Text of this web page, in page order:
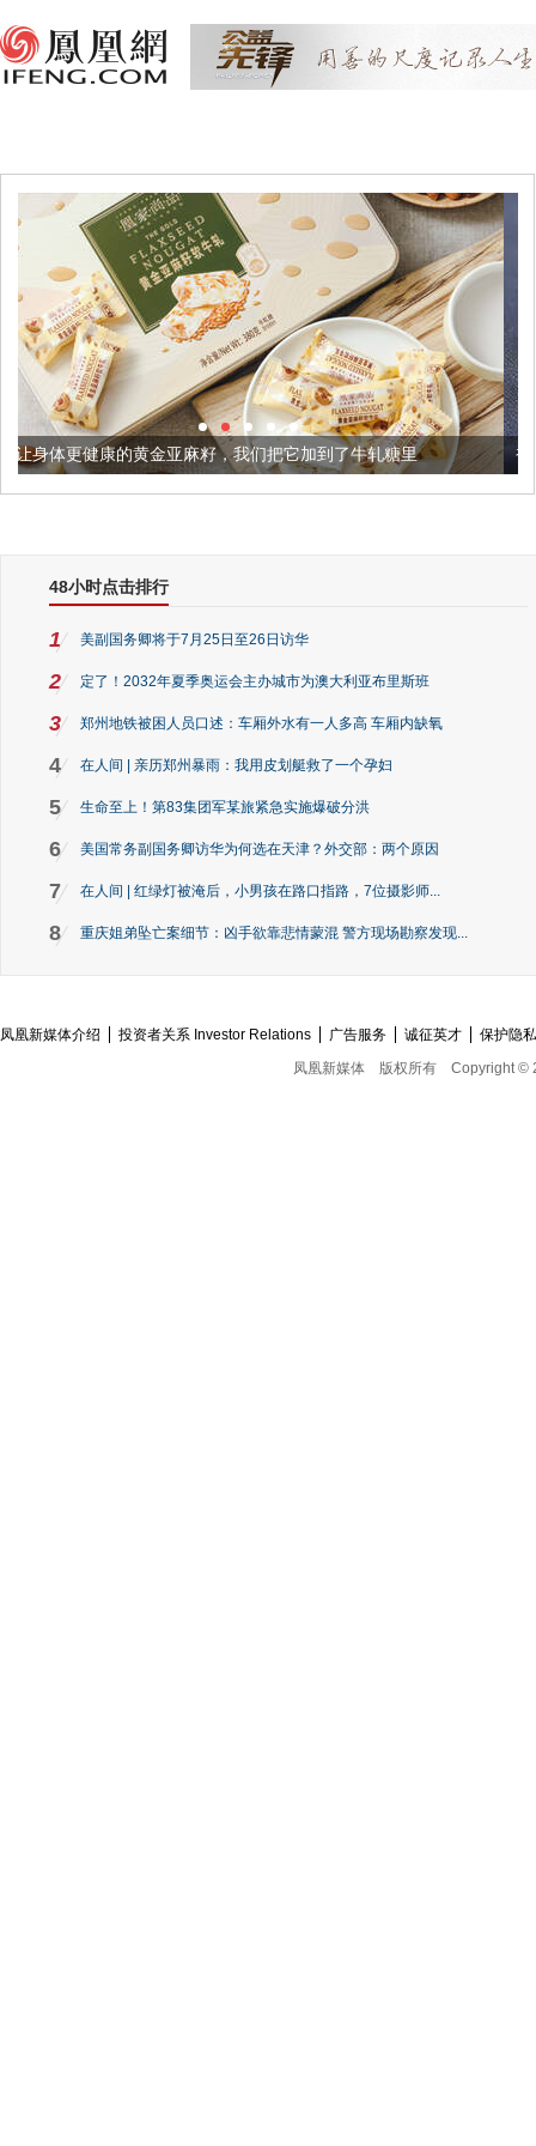
亚麻籽，我们把它加到了牛轧糖里 被列入佛家七宝的它到
48小时点击排行
1 美副国务卿将于7月25日至26日访华
2 定了！2032年夏季奥运会主办城市为澳大利亚布里斯班
3 郑州地铁被困人员口述：车厢外水有一人多高 车厢内缺氧
4 在人间 | 亲历郑州暴雨：我用皮划艇救了一个孕妇
5 生命至上！第83集团军某旅紧急实施爆破分洪
6 美国常务副国务卿访华为何选在天津？外交部：两个原因
7 在人间 | 红绿灯被淹后，小男孩在路口指路，7位摄影师...
8 重庆姐弟坠亡案细节：凶手欲靠悲情蒙混 警方现场勘察发现...
凤凰新媒体介绍 投资者关系 Investor Relations 广告服务 诚征英才
保护隐
凤凰新媒体
版权所有 Copyright ©